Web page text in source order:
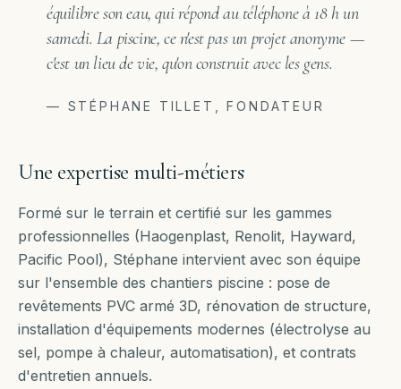
équilibre son eau, qui répond au téléphone à 18 h un
samedi. La piscine, ce n'est pas un projet anonyme —
c'est un lieu de vie, qu'on construit avec les gens.
— STÉPHANE TILLET, FONDATEUR
Une expertise multi-métiers
Formé sur le terrain et certifié sur les gammes
professionnelles (Haogenplast, Renolit, Hayward,
Pacific Pool), Stéphane intervient avec son équipe
sur l'ensemble des chantiers piscine : pose de
revêtements PVC armé 3D, rénovation de structure,
installation d'équipements modernes (électrolyse au
sel, pompe à chaleur, automatisation), et contrats
d'entretien annuels.